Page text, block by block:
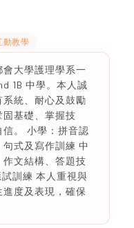
動教學
大學護理學系一
1B 中學。本人誠
統、耐心及鼓勵
基礎、掌握技
。 小學：拼音認
式及寫作訓練 中
文結構、答題技
訓練 本人重視與
度及表現，確保